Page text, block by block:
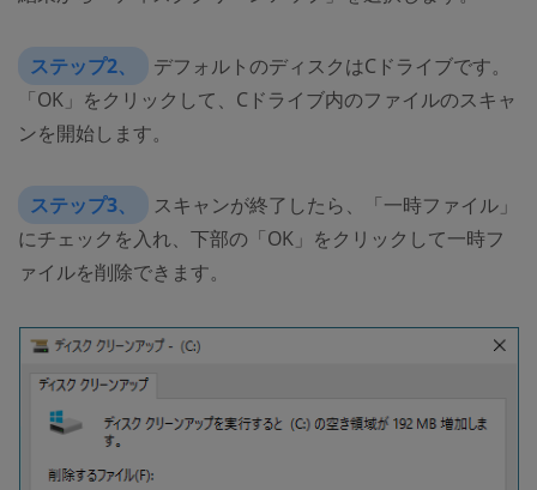
ステップ2、
デフォルトのディスクはCドライブです。
「OK」をクリックして、Cドライブ内のファイルのスキャ
ンを開始します。
ステップ3、
スキャンが終了したら、「一時ファイル」
にチェックを入れ、下部の「OK」をクリックして一時フ
ァイルを削除できます。